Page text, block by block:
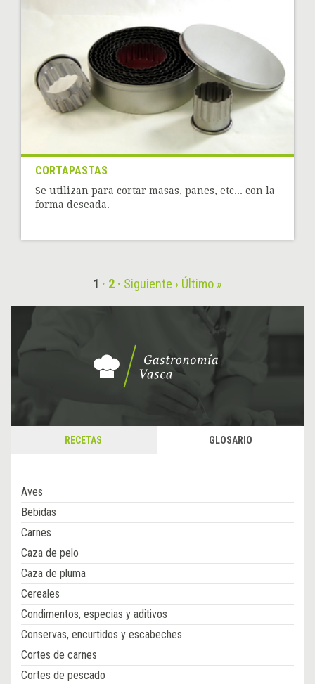
CORTAPASTAS
Se utilizan para cortar masas, panes, etc... con la
forma deseada.
1 2 Siguiente › Último »
RECETAS GLOSARIO
Aves
Bebidas
Carnes
Caza de pelo
Caza de pluma
Cereales
Condimentos, especias y aditivos
Conservas, encurtidos y escabeches
Cortes de carnes
Cortes de pescado